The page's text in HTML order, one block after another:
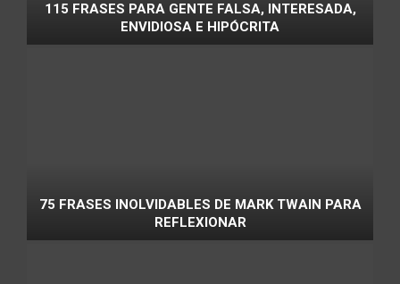
115 FRASES PARA GENTE FALSA, INTERESADA,
ENVIDIOSA E HIPÓCRITA
75 FRASES INOLVIDABLES DE MARK TWAIN PARA
REFLEXIONAR